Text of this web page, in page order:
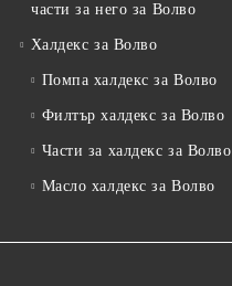
части за него за Волво
Халдекс за Волво
Помпа халдекс за Волво
Филтър халдекс за Волво
Части за халдекс за Волво
Масло халдекс за Волво